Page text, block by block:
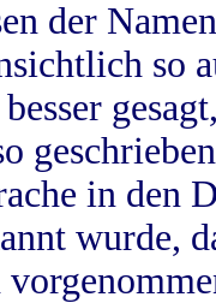
der
so
in
wurde,